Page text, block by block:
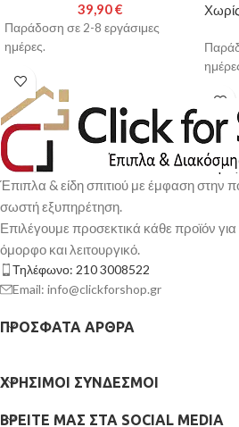
39,90€
Παράδοση σε 2-8 εργάσιμες
ημέρες.
Έπιπλα & είδη σπιτιού με έμφαση στην
σωστή εξυπηρέτηση.
Επιλέγουμε προσεκτικά κάθε προϊόν
όμορφο και λειτουργικό.
Τηλέφωνο: 210 3008522
Email: info@clickforshop.gr
ΠΡΌΣΦΑΤΑ ΆΡΘΡΑ
ΧΡΉΣΙΜΟΙ ΣΎΝΔΕΣΜΟΙ
ΒΡΕΊΤΕ ΜΑΣ ΣΤΑ SOCIAL MEDIA